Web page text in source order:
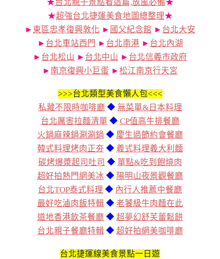
★台北親子景點看這篇,放風必備★
★超強台北捷運美食地圖總整理★
► 東區忠孝復興敦化 ► 國父紀念館 ► 台北大安
► 台北車站西門 ► 台北南港 ► 台北內湖
► 台北松山 ► 台北中山 ► 台北信義市政府
► 南京復興小巨蛋 ► 松江南京行天宮
>>>台北類型美食懶人包<<<
私藏不限時咖啡廳 ◆ 無菜單&日本料理
台北厲害拉麵清單 ◆ CP值高牛排餐廳
火鍋麻辣鍋涮涮鍋 ◆ 慶生過節約會餐廳
韓式料理烤肉正夯 ◆ 義式料理義大利麵
碳烤爆漿起司吐司 ◆ 單點&吃到飽燒肉
超好拍熱門網美冰 ◆ 陽明山夜景觀餐廳
台北TOP泰式料理 ◆ 內行人推薦中餐廳
最好吃滷肉飯特輯 ◆ 老饕級牛肉麵在此
道地香港飲茶餐廳 ◆ 超夢幻舒芙蕾鬆餅
台北親子餐廳特輯 ◆ 超好拍網美咖啡廳
台北捷運線美食景點一日遊